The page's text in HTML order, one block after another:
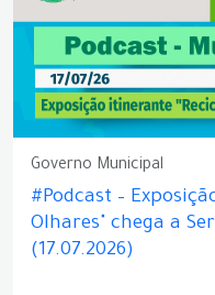
Governo Municipal
#Podcast –
Olhares" chega a
(17.07.2026)